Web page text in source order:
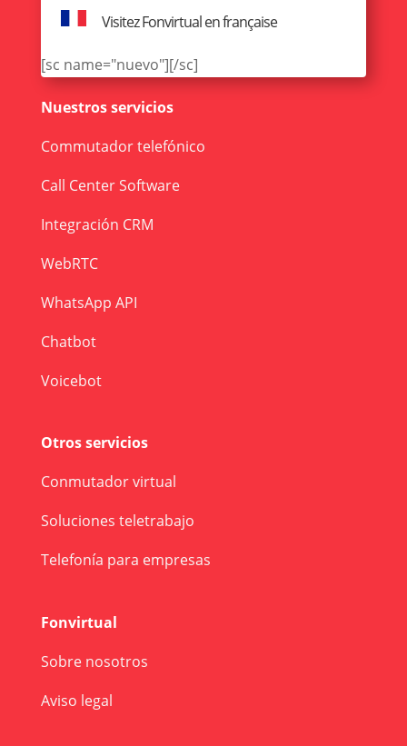
Visitez Fonvirtual en française
[sc name="nuevo"][/sc]
Nuestros servicios
Commutador telefónico
Call Center Software
Integración CRM
WebRTC
WhatsApp API
Chatbot
Voicebot
Otros servicios
Conmutador virtual
Soluciones teletrabajo
Telefonía para empresas
Fonvirtual
Sobre nosotros
Aviso legal